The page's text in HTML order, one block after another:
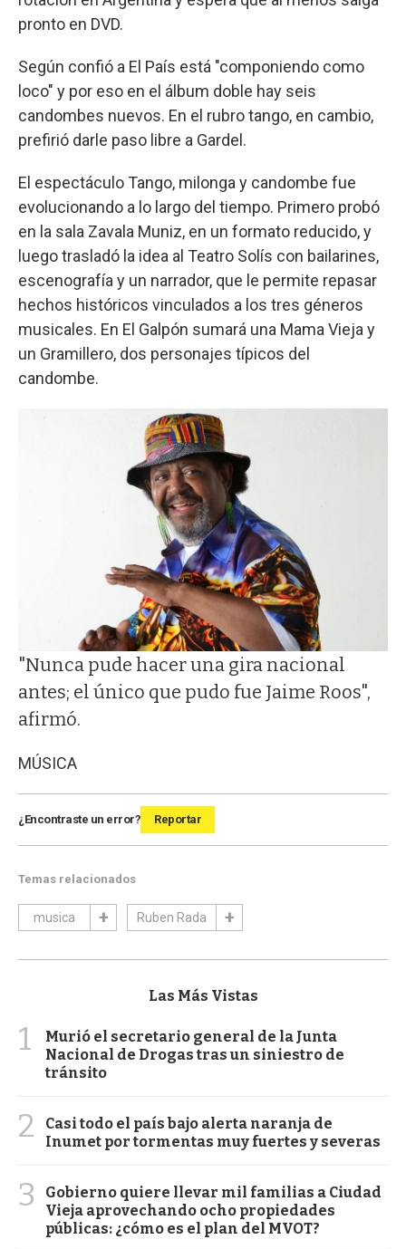
pronto en DVD.
Según confió a El País está "componiendo como
loco" y por eso en el álbum doble hay seis
candombes nuevos. En el rubro tango, en cambio,
prefirió darle paso libre a Gardel.
El espectáculo Tango, milonga y candombe fue
evolucionando a lo largo del tiempo. Primero probó
en la sala Zavala Muniz, en un formato reducido, y
luego trasladó la idea al Teatro Solís con bailarines,
escenografía y un narrador, que le permite repasar
hechos históricos vinculados a los tres géneros
musicales. En El Galpón sumará una Mama Vieja y
un Gramillero, dos personajes típicos del
candombe.
"Nunca pude hacer una gira nacional
antes; el único que pudo fue Jaime Roos",
afirmó.
MÚSICA
¿Encontraste un error? Reportar
Temas relacionados
musica Ruben Rada
Las Más Vistas
1
Murió el secretario general de la Junta
Nacional de Drogas tras un siniestro de
tránsito
2
Casi todo el país bajo alerta naranja de
Inumet por tormentas muy fuertes y severas
3
Gobierno quiere llevar mil familias a Ciudad
Vieja aprovechando ocho propiedades
públicas: ¿cómo es el plan del MVOT?